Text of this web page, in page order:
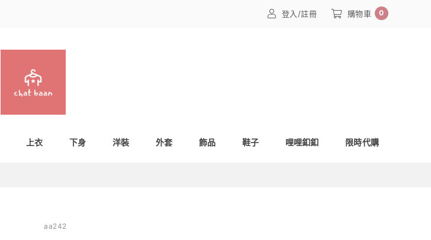
登入/註冊 購物車 0
上衣 下身 洋裝 外套 飾品 鞋子 哩哩釦釦 限時代購
aa242